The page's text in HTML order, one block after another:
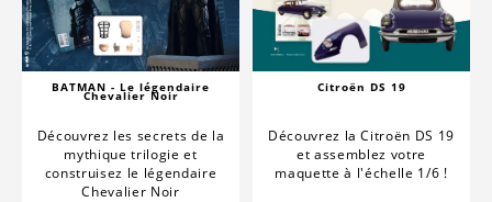
BATMAN - Le légendaire
Chevalier Noir
Découvrez les secrets de la
mythique trilogie et
construisez le légendaire
Chevalier Noir
Citroën DS 19
Découvrez la Citroën DS 19
et assemblez votre
maquette à l'échelle 1/6 !